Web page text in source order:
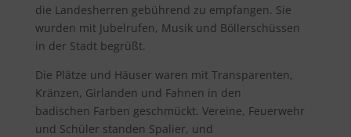
die Landesherren gebührend zu empfangen. Sie
wurden mit Jubelrufen, Musik und Böllerschüssen
in der Stadt begrüßt.
Die Plätze und Häuser waren mit Transparenten,
Kränzen, Girlanden und Fahnen in den
badischen Farben geschmückt. Vereine, Feuerwehr
und Schüler standen Spalier, und